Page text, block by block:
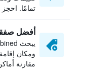
تمامًا. احجز
أفضل
ومكان
مقارنة